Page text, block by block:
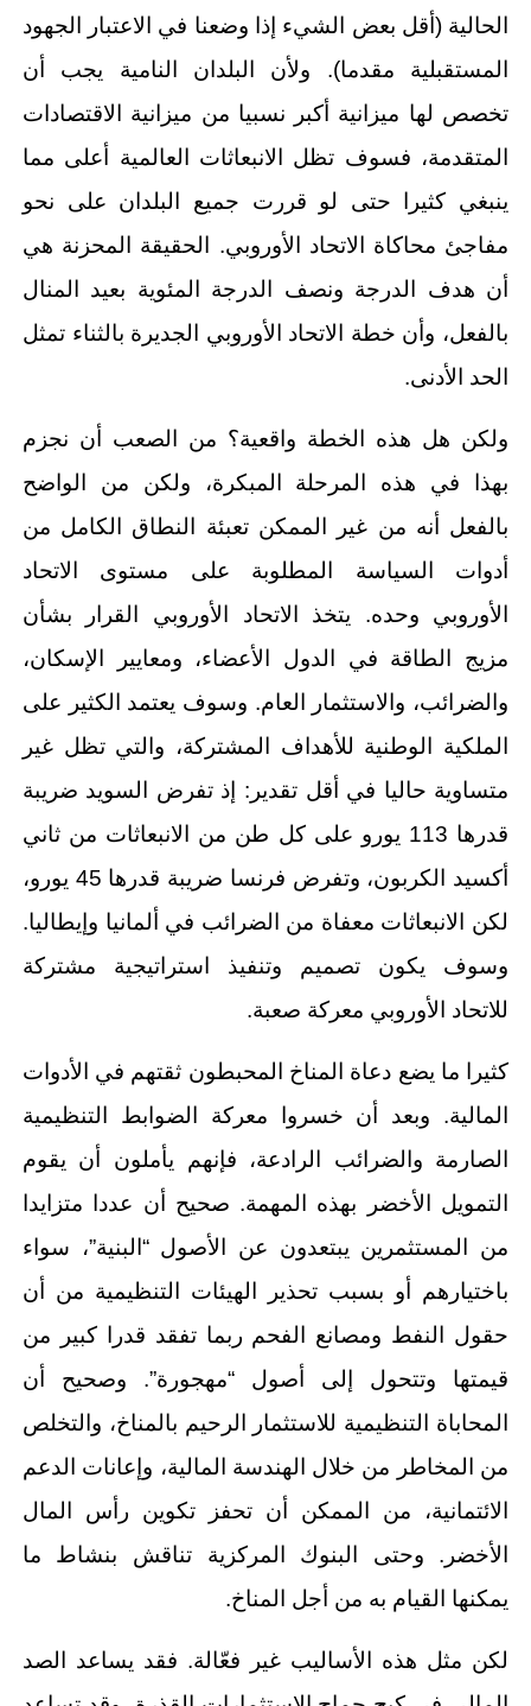
الحالية (أقل بعض الشيء إذا وضعنا في الاعتبار الجهود
المستقبلية مقدما). ولأن البلدان النامية يجب أن
تخصص لها ميزانية أكبر نسبيا من ميزانية الاقتصادات
المتقدمة، فسوف تظل الانبعاثات العالمية أعلى مما
ينبغي كثيرا حتى لو قررت جميع البلدان على نحو
مفاجئ محاكاة الاتحاد الأوروبي. الحقيقة المحزنة هي
أن هدف الدرجة ونصف الدرجة المئوية بعيد المنال
بالفعل، وأن خطة الاتحاد الأوروبي الجديرة بالثناء تمثل
الحد الأدنى.
ولكن هل هذه الخطة واقعية؟ من الصعب أن نجزم
بهذا في هذه المرحلة المبكرة، ولكن من الواضح
بالفعل أنه من غير الممكن تعبئة النطاق الكامل من
أدوات السياسة المطلوبة على مستوى الاتحاد
الأوروبي وحده. يتخذ الاتحاد الأوروبي القرار بشأن
مزيج الطاقة في الدول الأعضاء، ومعايير الإسكان،
والضرائب، والاستثمار العام. وسوف يعتمد الكثير على
الملكية الوطنية للأهداف المشتركة، والتي تظل غير
متساوية حاليا في أقل تقدير: إذ تفرض السويد ضريبة
قدرها 113 يورو على كل طن من الانبعاثات من ثاني
أكسيد الكربون، وتفرض فرنسا ضريبة قدرها 45 يورو،
لكن الانبعاثات معفاة من الضرائب في ألمانيا وإيطاليا.
وسوف يكون تصميم وتنفيذ استراتيجية مشتركة
للاتحاد الأوروبي معركة صعبة.
كثيرا ما يضع دعاة المناخ المحبطون ثقتهم في الأدوات
المالية. وبعد أن خسروا معركة الضوابط التنظيمية
الصارمة والضرائب الرادعة، فإنهم يأملون أن يقوم
التمويل الأخضر بهذه المهمة. صحيح أن عددا متزايدا
من المستثمرين يبتعدون عن الأصول “البنية”، سواء
باختيارهم أو بسبب تحذير الهيئات التنظيمية من أن
حقول النفط ومصانع الفحم ربما تفقد قدرا كبير من
قيمتها وتتحول إلى أصول “مهجورة”. وصحيح أن
المحاباة التنظيمية للاستثمار الرحيم بالمناخ، والتخلص
من المخاطر من خلال الهندسة المالية، وإعانات الدعم
الائتمانية، من الممكن أن تحفز تكوين رأس المال
الأخضر. وحتى البنوك المركزية تناقش بنشاط ما
يمكنها القيام به من أجل المناخ.
لكن مثل هذه الأساليب غير فعّالة. فقد يساعد الصد